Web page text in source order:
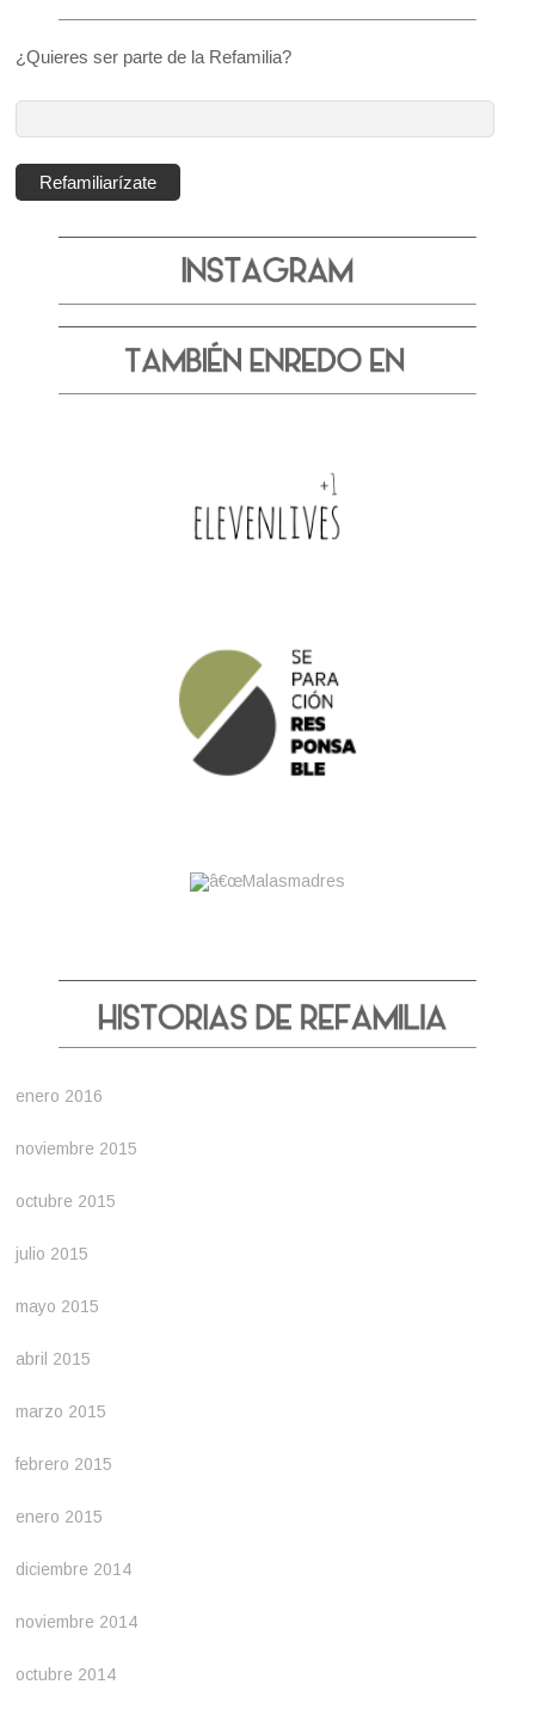
¿Quieres ser parte de la Refamilia?
correo
electrónico:
Refamiliarízate
enero 2016
noviembre 2015
octubre 2015
julio 2015
mayo 2015
abril 2015
marzo 2015
febrero 2015
enero 2015
diciembre 2014
noviembre 2014
octubre 2014